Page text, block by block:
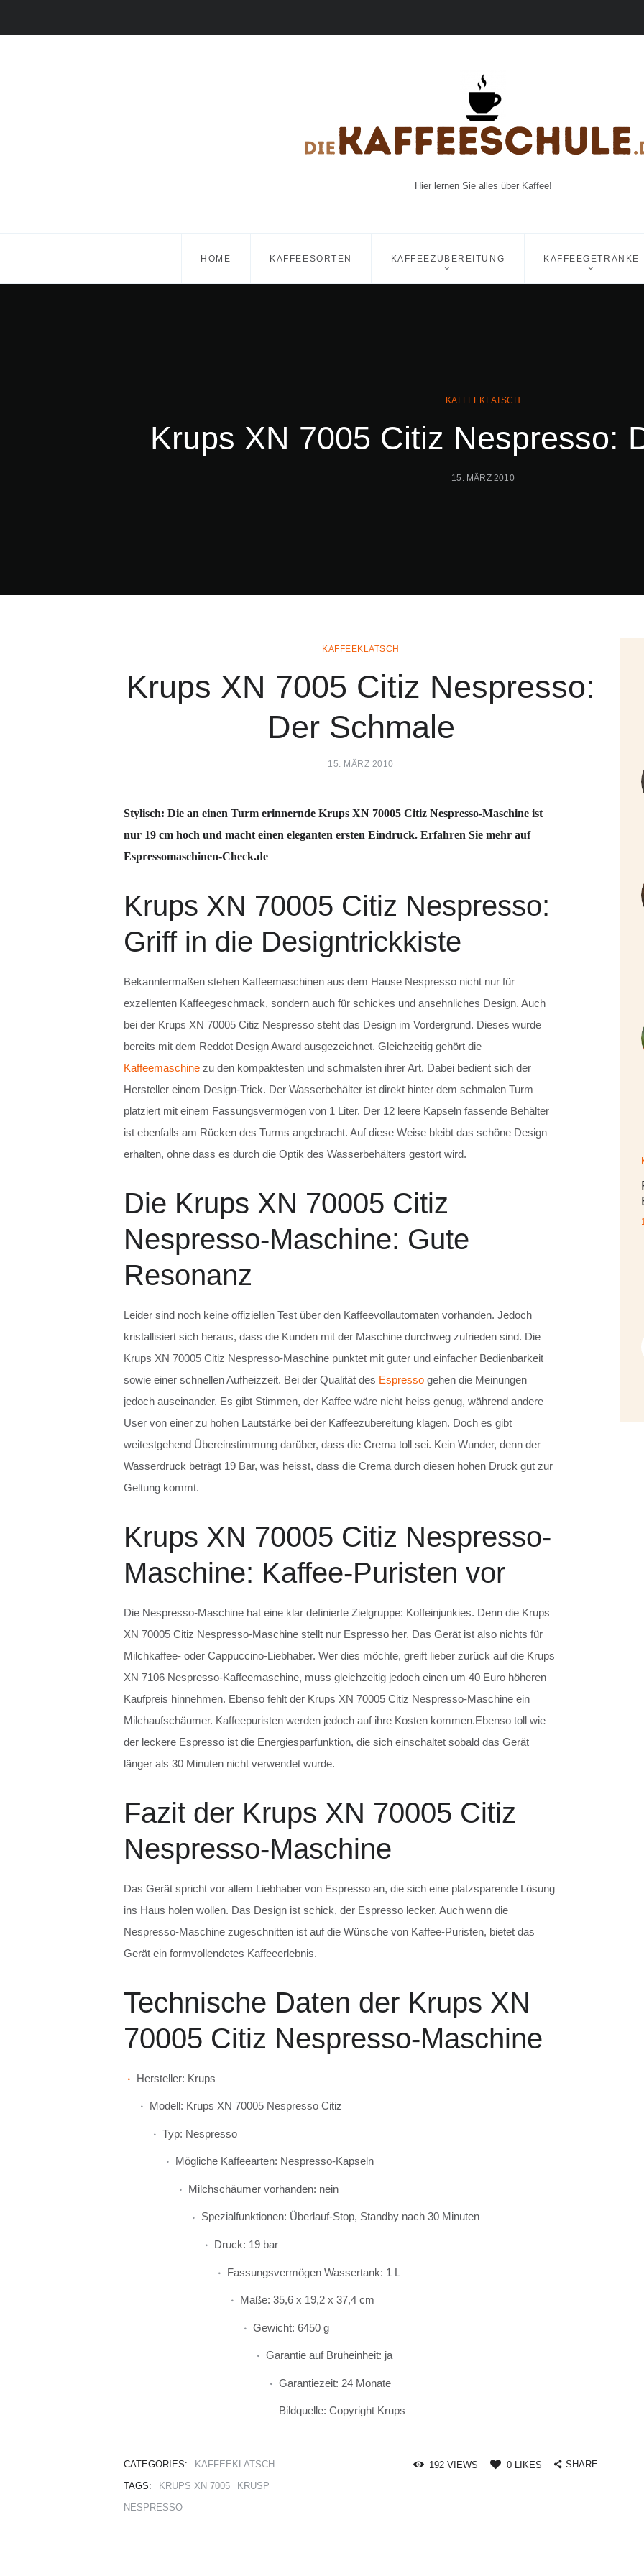
Hier lernen Sie alles über Kaffee!
HOME KAFFEESORTEN KAFFEEZUBEREITUNG KAFFEEGETRÄNKE
KAFFEEKLATSCH
Krups XN 7005 Citiz Nespresso:
15. MÄRZ 2010
KAFFEEKLATSCH
Krups XN 7005 Citiz Nespresso:
Der Schmale
15. MÄRZ 2010
Stylisch: Die an einen Turm erinnernde Krups XN 70005 Citiz Nespresso-Maschine ist
nur 19 cm hoch und macht einen eleganten ersten Eindruck. Erfahren Sie mehr auf
Espressomaschinen-Check.de
Krups XN 70005 Citiz Nespresso:
Griff in die Designtrickkiste
Bekanntermaßen stehen Kaffeemaschinen aus dem Hause Nespresso nicht nur für
exzellenten Kaffeegeschmack, sondern auch für schickes und ansehnliches Design. Auch
bei der Krups XN 70005 Citiz Nespresso steht das Design im Vordergrund. Dieses wurde
bereits mit dem Reddot Design Award ausgezeichnet. Gleichzeitig gehört die
Kaffeemaschine zu den kompaktesten und schmalsten ihrer Art. Dabei bedient sich der
Hersteller einem Design-Trick. Der Wasserbehälter ist direkt hinter dem schmalen Turm
platziert mit einem Fassungsvermögen von 1 Liter. Der 12 leere Kapseln fassende Behälter
ist ebenfalls am Rücken des Turms angebracht. Auf diese Weise bleibt das schöne Design
erhalten, ohne dass es durch die Optik des Wasserbehälters gestört wird.
Die Krups XN 70005 Citiz
Nespresso-Maschine: Gute
Resonanz
Leider sind noch keine offiziellen Test über den Kaffeevollautomaten vorhanden. Jedoch
kristallisiert sich heraus, dass die Kunden mit der Maschine durchweg zufrieden sind. Die
Krups XN 70005 Citiz Nespresso-Maschine punktet mit guter und einfacher Bedienbarkeit
sowie einer schnellen Aufheizzeit. Bei der Qualität des Espresso gehen die Meinungen
jedoch auseinander. Es gibt Stimmen, der Kaffee wäre nicht heiss genug, während andere
User von einer zu hohen Lautstärke bei der Kaffeezubereitung klagen. Doch es gibt
weitestgehend Übereinstimmung darüber, dass die Crema toll sei. Kein Wunder, denn der
Wasserdruck beträgt 19 Bar, was heisst, dass die Crema durch diesen hohen Druck gut zur
Geltung kommt.
Krups XN 70005 Citiz Nespresso-
Maschine: Kaffee-Puristen vor
Die Nespresso-Maschine hat eine klar definierte Zielgruppe: Koffeinjunkies. Denn die Krups
XN 70005 Citiz Nespresso-Maschine stellt nur Espresso her. Das Gerät ist also nichts für
Milchkaffee- oder Cappuccino-Liebhaber. Wer dies möchte, greift lieber zurück auf die Krups
XN 7106 Nespresso-Kaffeemaschine, muss gleichzeitig jedoch einen um 40 Euro höheren
Kaufpreis hinnehmen. Ebenso fehlt der Krups XN 70005 Citiz Nespresso-Maschine ein
Milchaufschäumer. Kaffeepuristen werden jedoch auf ihre Kosten kommen.Ebenso toll wie
der leckere Espresso ist die Energiesparfunktion, die sich einschaltet sobald das Gerät
länger als 30 Minuten nicht verwendet wurde.
Fazit der Krups XN 70005 Citiz
Nespresso-Maschine
Das Gerät spricht vor allem Liebhaber von Espresso an, die sich eine platzsparende Lösung
ins Haus holen wollen. Das Design ist schick, der Espresso lecker. Auch wenn die
Nespresso-Maschine zugeschnitten ist auf die Wünsche von Kaffee-Puristen, bietet das
Gerät ein formvollendetes Kaffeeerlebnis.
Technische Daten der Krups XN
70005 Citiz Nespresso-Maschine
Hersteller: Krups
Modell: Krups XN 70005 Nespresso Citiz
Typ: Nespresso
Mögliche Kaffeearten: Nespresso-Kapseln
Milchschäumer vorhanden: nein
Spezialfunktionen: Überlauf-Stop, Standby nach 30 Minuten
Druck: 19 bar
Fassungsvermögen Wassertank: 1 L
Maße: 35,6 x 19,2 x 37,4 cm
Gewicht: 6450 g
Garantie auf Brüheinheit: ja
Garantiezeit: 24 Monate
Bildquelle: Copyright Krups
CATEGORIES: KAFFEEKLATSCH
TAGS: KRUPS XN 7005 KRUSP
NESPRESSO
192 VIEWS 0LIKES SHARE